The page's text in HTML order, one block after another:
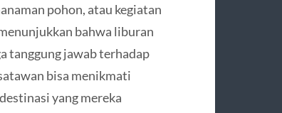
pohon, atau kegiatan
bahwa liburan
tanggung jawab terhadap
bisa menikmati
yang mereka